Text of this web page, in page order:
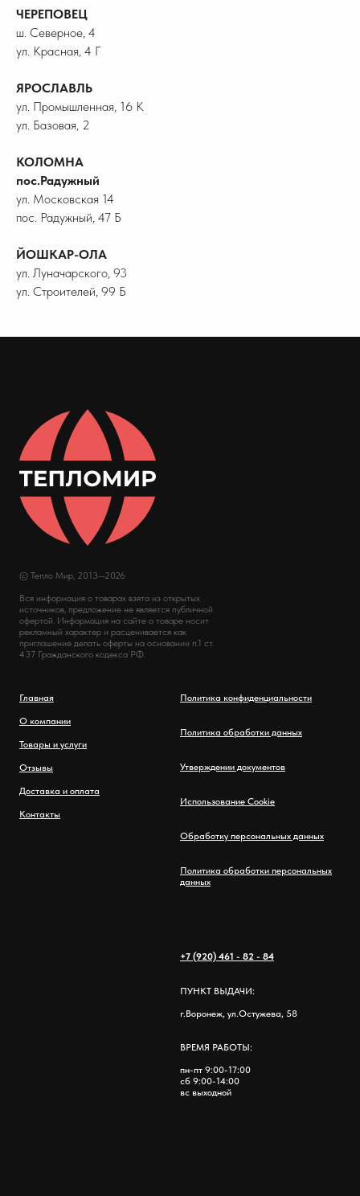
ЧЕРЕПОВЕЦ
ш. Северное, 4
ул. Красная, 4 Г
ЯРОСЛАВЛЬ
ул. Промышленная, 16 К
ул. Базовая, 2
КОЛОМНА
пос.Радужный
ул. Московская 14
пос. Радужный, 47 Б
ЙОШКАР-ОЛА
ул. Луначарского, 93
ул. Строителей, 99 Б
© Тепло Мир, 2013—2026
Вся информация о товарах взята из открытых
источников, предложение не является публичной
офертой. Информация на сайте о товаре носит
рекламный характер и расценивается как
приглашение делать оферты на основании п.1 ст.
437 Гражданского кодекса РФ.
Главная
О компании
Товары и услуги
Отзывы
Доставка и оплата
Контакты
Политика конфиденциальности
Политика обработки данных
Утверждении документов
Использование Cookie
Обработку персональных данных
Политика обработки персональных
данных
+7 (920) 461 - 82 - 84
ПУНКТ ВЫДАЧИ:
г.Воронеж, ул.Остужева, 58
ВРЕМЯ РАБОТЫ:
пн-пт 9:00-17:00
сб 9:00-14:00
вс выходной